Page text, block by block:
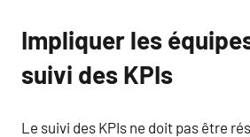
Impliquer les
suivi des KPIs
Le suivi des KPIs ne doit pas être